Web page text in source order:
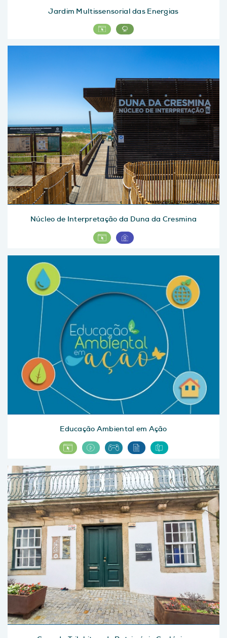
Jardim Multissensorial das Energias
Núcleo de Interpretação da Duna da Cresmina
Educação Ambiental em Ação